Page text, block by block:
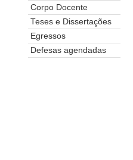
Corpo Docente
Teses e Dissertações
Egressos
Defesas agendadas